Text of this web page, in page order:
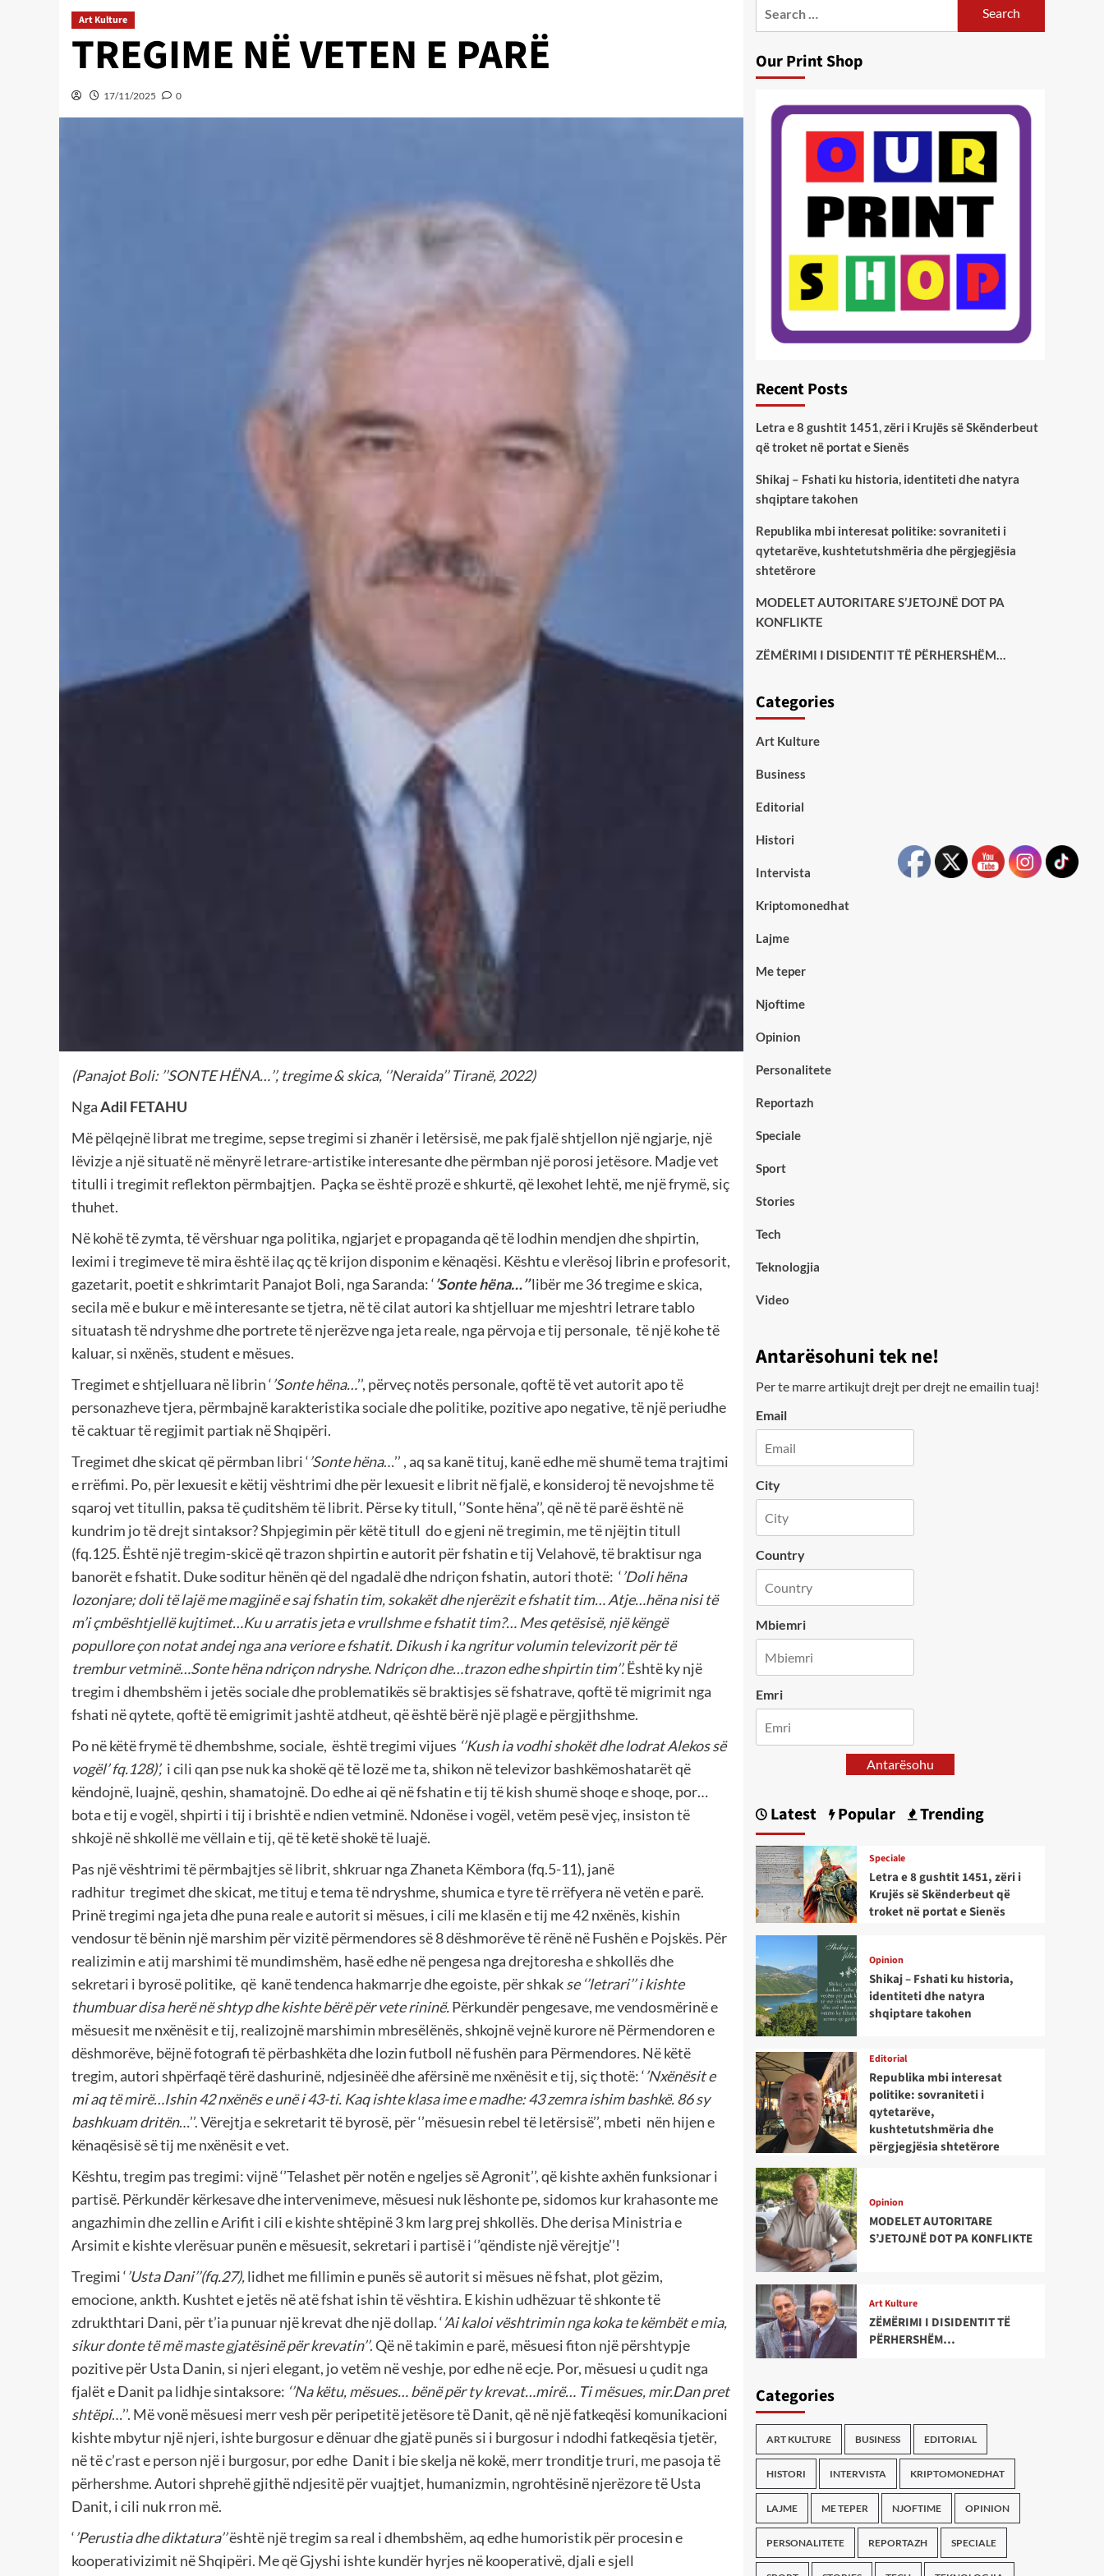
Art Kulture
TREGIME NË VETEN E PARË
17/11/2025 0
(Panajot Boli: ’’SONTE HËNA…’’, tregime & skica, ‘’Neraida’’ Tiranë, 2022)
NgaAdil FETAHU
Më pëlqejnë librat me tregime, sepse tregimi si zhanër i letërsisë, me pak fjalë shtjellon një ngjarje, një
lëvizje a një situatë në mënyrë letrare-artistike interesante dhe përmban një porosi jetësore. Madje vet
titulli i tregimit reflekton përmbajtjen. Paçka se është prozë e shkurtë, që lexohet lehtë, me një frymë, siç
thuhet.
Në kohë të zymta, të vërshuar nga politika, ngjarjet e propaganda që të lodhin mendjen dhe shpirtin,
leximi i tregimeve të mira është ilaç qç të krijon disponim e kënaqësi. Kështu e vlerësoj librin e profesorit,
gazetarit, poetit e shkrimtarit Panajot Boli, nga Saranda: ‘’Sonte hëna…’’libër me 36 tregime e skica,
secila më e bukur e më interesante se tjetra, në të cilat autori ka shtjelluar me mjeshtri letrare tablo
situatash të ndryshme dhe portrete të njerëzve nga jeta reale, nga përvoja e tij personale, të një kohe të
kaluar, si nxënës, student e mësues.
Tregimet e shtjelluara në librin ‘’Sonte hëna…’’, përveç notës personale, qoftë të vet autorit apo të
personazheve tjera, përmbajnë karakteristika sociale dhe politike, pozitive apo negative, të një periudhe
të caktuar të regjimit partiak në Shqipëri.
Tregimet dhe skicat që përmban libri ‘’Sonte hëna…’’ , aq sa kanë tituj, kanë edhe më shumë tema trajtimi
e rrëfimi. Po, për lexuesit e këtij vështrimi dhe për lexuesit e librit në fjalë, e konsideroj të nevojshme të
sqaroj vet titullin, paksa të çuditshëm të librit. Përse ky titull, ‘’Sonte hëna’’, që në të parë është në
kundrim jo të drejt sintaksor? Shpjegimin për këtë titull do e gjeni në tregimin, me të njëjtin titull
(fq.125. Është një tregim-skicë që trazon shpirtin e autorit për fshatin e tij Velahovë, të braktisur nga
banorët e fshatit. Duke soditur hënën që del ngadalë dhe ndriçon fshatin, autori thotë: ‘’Doli hëna
lozonjare; doli të lajë me magjinë e saj fshatin tim, sokakët dhe njerëzit e fshatit tim… Atje…hëna nisi të
m’i çmbështjellë kujtimet…Ku u arratis jeta e vrullshme e fshatit tim?… Mes qetësisë, një këngë
popullore çon notat andej nga ana veriore e fshatit. Dikush i ka ngritur volumin televizorit për të
trembur vetminë…Sonte hëna ndriçon ndryshe. Ndriçon dhe…trazon edhe shpirtin tim’’.Është ky një
tregim i dhembshëm i jetës sociale dhe problematikës së braktisjes së fshatrave, qoftë të migrimit nga
fshati në qytete, qoftë të emigrimit jashtë atdheut, që është bërë një plagë e përgjithshme.
Po në këtë frymë të dhembshme, sociale, është tregimi vijues ‘’Kush ia vodhi shokët dhe lodrat Alekos së
vogël’ fq.128)’, i cili qan pse nuk ka shokë që të lozë me ta, shikon në televizor bashkëmoshatarët që
këndojnë, luajnë, qeshin, shamatojnë. Do edhe ai që në fshatin e tij të kish shumë shoqe e shoqe, por…
bota e tij e vogël, shpirti i tij i brishtë e ndien vetminë. Ndonëse i vogël, vetëm pesë vjeç, insiston të
shkojë në shkollë me vëllain e tij, që të ketë shokë të luajë.
Pas një vështrimi të përmbajtjes së librit, shkruar nga Zhaneta Këmbora (fq.5-11), janë
radhitur tregimet dhe skicat, me tituj e tema të ndryshme, shumica e tyre të rrëfyera në vetën e parë.
Prinë tregimi nga jeta dhe puna reale e autorit si mësues, i cili me klasën e tij me 42 nxënës, kishin
vendosur të bënin një marshim për vizitë përmendores së 8 dëshmorëve të rënë në Fushën e Pojskës. Për
realizimin e atij marshimi të mundimshëm, hasë edhe në pengesa nga drejtoresha e shkollës dhe
sekretari i byrosë politike, që kanë tendenca hakmarrje dhe egoiste, për shkakse ‘’letrari’’ i kishte
thumbuar disa herë në shtyp dhe kishte bërë për vete rininë.Përkundër pengesave, me vendosmërinë e
mësuesit me nxënësit e tij, realizojnë marshimin mbresëlënës, shkojnë vejnë kurore në Përmendoren e
dëshmorëve, bëjnë fotografi të përbashkëta dhe lozin futboll në fushën para Përmendores. Në këtë
tregim, autori shpërfaqë tërë dashurinë, ndjesinëë dhe afërsinë me nxënësit e tij, siç thotë: ‘’Nxënësit e
mi aq të mirë…Ishin 42 nxënës e unë i 43-ti. Kaq ishte klasa ime e madhe: 43 zemra ishim bashkë. 86 sy
bashkuam dritën…’’. Vërejtja e sekretarit të byrosë, për ‘’mësuesin rebel të letërsisë’’, mbeti nën hijen e
kënaqësisë së tij me nxënësit e vet.
Kështu, tregim pas tregimi: vijnë ‘’Telashet për notën e ngeljes së Agronit’’, që kishte axhën funksionar i
partisë. Përkundër kërkesave dhe intervenimeve, mësuesi nuk lëshonte pe, sidomos kur krahasonte me
angazhimin dhe zellin e Arifit i cili e kishte shtëpinë 3 km larg prej shkollës. Dhe derisa Ministria e
Arsimit e kishte vlerësuar punën e mësuesit, sekretari i partisë i ‘’qëndiste një vërejtje’’!
Tregimi ‘’Usta Dani’’(fq.27),lidhet me fillimin e punës së autorit si mësues në fshat, plot gëzim,
emocione, ankth. Kushtet e jetës në atë fshat ishin të vështira. E kishin udhëzuar të shkonte të
zdrukthtari Dani, për t’ia punuar një krevat dhe një dollap. ‘’Ai kaloi vështrimin nga koka te këmbët e mia,
sikur donte të më maste gjatësinë për krevatin’’. Që në takimin e parë, mësuesi fiton një përshtypje
pozitive për Usta Danin, si njeri elegant, jo vetëm në veshje, por edhe në ecje. Por, mësuesi u çudit nga
fjalët e Danit pa lidhje sintaksore: ‘’Na këtu, mësues… bënë për ty krevat…mirë… Ti mësues, mir.Dan pret
shtëpi…’’. Më vonë mësuesi merr vesh për peripetitë jetësore të Danit, që në një fatkeqësi komunikacioni
kishte mbytur një njeri, ishte burgosur e dënuar dhe gjatë punës si i burgosur i ndodhi fatkeqësia tjetër,
në të c’rast e person një i burgosur, por edhe Danit i bie skelja në kokë, merr tronditje truri, me pasoja të
përhershme. Autori shprehë gjithë ndjesitë për vuajtjet, humanizmin, ngrohtësinë njerëzore të Usta
Danit, i cili nuk rron më.
‘’Perustia dhe diktatura’’është një tregim sa real i dhembshëm, aq edhe humoristik për procesin e
kooperativizimit në Shqipëri. Me që Gjyshi ishte kundër hyrjes në kooperativë, djali e sjell
Our Print Shop
Recent Posts
Letra e 8 gushtit 1451, zëri i Krujës së Skënderbeut
që troket në portat e Sienës
Shikaj – Fshati ku historia, identiteti dhe natyra
shqiptare takohen
Republika mbi interesat politike: sovraniteti i
qytetarëve, kushtetutshmëria dhe përgjegjësia
shtetërore
MODELET AUTORITARE S’JETOJNË DOT PA
KONFLIKTE
ZËMËRIMI I DISIDENTIT TË PËRHERSHËM…
Categories
Art Kulture
Business
Editorial
Histori
Intervista
Kriptomonedhat
Lajme
Me teper
Njoftime
Opinion
Personalitete
Reportazh
Speciale
Sport
Stories
Tech
Teknologjia
Video
Antarësohuni tek ne!
Per te marre artikujt drejt per drejt ne emailin tuaj!
Email
City
Country
Mbiemri
Emri
Antarësohu
Latest Popular Trending
Speciale
Letra e 8 gushtit 1451, zëri i
Krujës së Skënderbeut që
troket në portat e Sienës
Opinion
Shikaj – Fshati ku historia,
identiteti dhe natyra
shqiptare takohen
Editorial
Republika mbi interesat
politike: sovraniteti i
qytetarëve,
kushtetutshmëria dhe
përgjegjësia shtetërore
Opinion
MODELET AUTORITARE
S’JETOJNË DOT PA KONFLIKTE
Art Kulture
ZËMËRIMI I DISIDENTIT TË
PËRHERSHËM…
Categories
ART KULTURE BUSINESS EDITORIAL
HISTORI INTERVISTA KRIPTOMONEDHAT
LAJME ME TEPER NJOFTIME OPINION
PERSONALITETE REPORTAZH SPECIALE